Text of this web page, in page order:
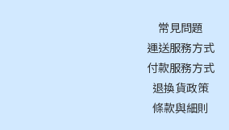
常見問題
運送服務方式
付款服務方式
退換貨政策
條款與細則